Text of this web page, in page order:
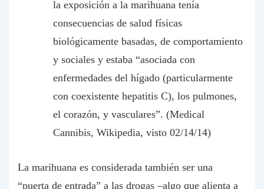
la exposición a la marihuana tenía
consecuencias de salud físicas
biológicamente basadas, de comportamiento
y sociales y estaba “asociada con
enfermedades del hígado (particularmente
con coexistente hepatitis C), los pulmones,
el corazón, y vasculares”. (Medical
Cannibis, Wikipedia, visto 02/14/14)
La marihuana es considerada también ser una
“puerta de entrada” a las drogas –algo que alienta a